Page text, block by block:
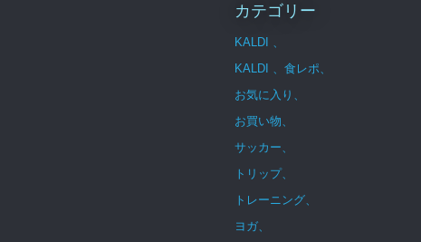
カテゴリー
KALDI 、
KALDI 、食レポ、
お気に入り、
お買い物、
サッカー、
トリップ、
トレーニング、
ヨガ、